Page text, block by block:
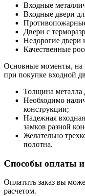
Входные
Входные двери
Двери с
Недорогие двери
Качественные
Основные моменты, на
при покупке входной
Толщина металла
Необходимо
конструкции;
Надежная
замков разной
Желательно
полотна.
Способы оплаты и
Оплатить заказ вы
расчетом.